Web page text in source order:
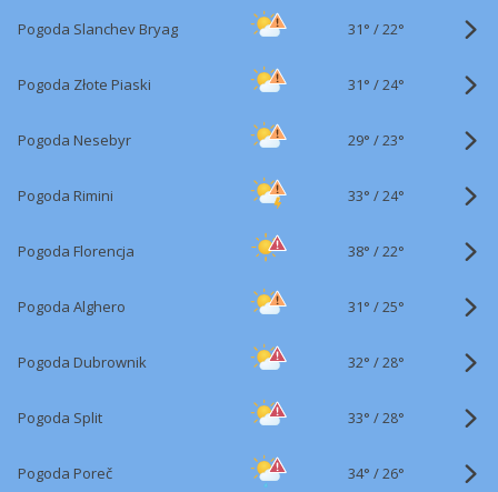
Pogoda Slanchev Bryag 31° /22°
Pogoda Złote Piaski 31° /24°
Pogoda Nesebyr 29° /23°
Pogoda Rimini 33° /24°
Pogoda Florencja 38° /22°
Pogoda Alghero 31° /25°
Pogoda Dubrownik 32° /28°
Pogoda Split 33° /28°
Pogoda Poreč 34° /26°